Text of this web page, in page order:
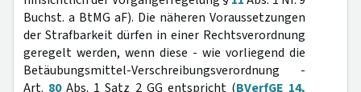
Buchst. a BtMG aF). Die näheren Voraussetzungen
der Strafbarkeit dürfen in einer Rechtsverordnung
geregelt werden, wenn diese - wie vorliegend die
Betäubungsmittel-Verschreibungsverordnung -
Art. 80Abs. 1 Satz 2 GG entspricht (BVerfGE 14,